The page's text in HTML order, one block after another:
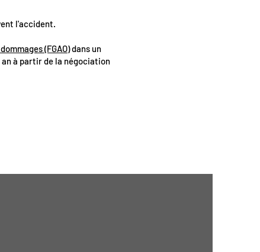
l'accident.
(FGAO)dans un
à partir de la négociation